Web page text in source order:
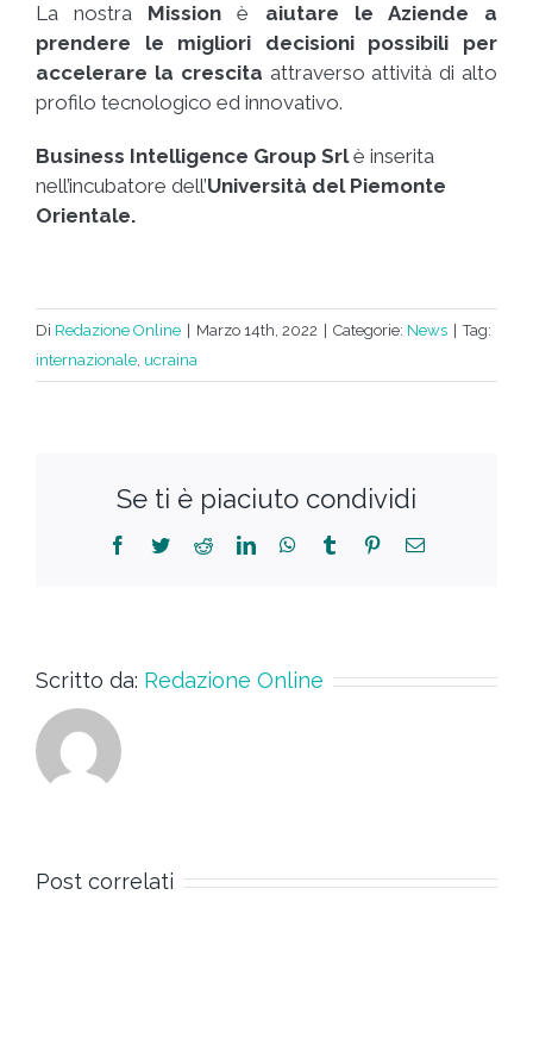
La nostra Mission è aiutare le Aziende a
prendere le migliori decisioni possibili per
accelerare la crescita attraverso attività di alto
profilo tecnologico ed innovativo.
Business Intelligence Group Srlè inserita
nell’incubatore dell’Università del Piemonte
Orientale.
Di Redazione Online Marzo 14th, 2022 Categorie: News
Tag:
internazionale, ucraina
Se ti è piaciuto condividi
Scritto da: Redazione Online
Post correlati